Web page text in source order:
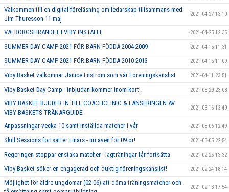
Välkommen till en digital föreläsning om ledarskap tillsammans med
Jim Thuresson 11 maj
2021-04-27 13:10
VALBORGSFIRANDET I VIBY INSTÄLLT 2021-04-25 12:35
SUMMER DAY CAMP 2021 FÖR BARN FÖDDA 2004-2009 2021-04-15 11:31
SUMMER DAY CAMP 2021 FÖR BARN FÖDDA 2010-2013 2021-04-15 11:09
Viby Basket välkomnar Janice Enström som vår Föreningskanslist 2021-04-11 23:51
Viby Basket Day Camp - inbjudan kommer inom kort! 2021-03-29 23:08
VIBY BASKET BJUDER IN TILL COACHCLINIC & LANSERINGEN AV
VIBY BASKETS TRÄNARGUIDE
2021-03-16 13:49
Anpassningar vecka 10 samt inställda matcher i vår 2021-03-06 12:49
Skill Sessions fortsätter i mars - nu även för 09:or! 2021-03-05 22:54
Regeringen stoppar enstaka matcher - lagträningar får fortsätta 2021-02-25 13:32
Viby Basket söker en engagerad och duktig föreningskanslist! 2021-02-24 18:14
Möjlighet för äldre ungdomar (02-06) att döma träningsmatcher och
2021-02-13 17:54